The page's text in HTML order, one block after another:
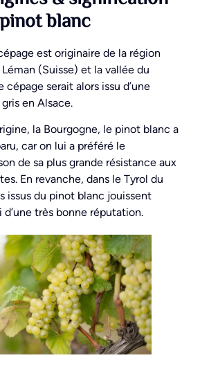
blanc
est originaire de la région
(Suisse) et la vallée du
cépage serait alors issu d’une
en Alsace.
la Bourgogne, le pinot blanc a
car on lui a préféré le
de sa plus grande résistance aux
En revanche, dans le Tyrol du
issus du pinot blanc jouissent
d’une très bonne réputation.